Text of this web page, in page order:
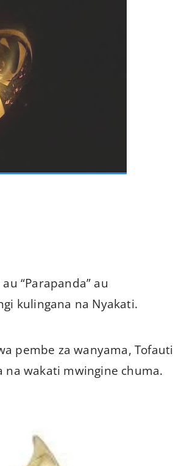
“Parapanda” au
kulingana na Nyakati.
pembe za wanyama, Tofauti
na wakati mwingine chuma.